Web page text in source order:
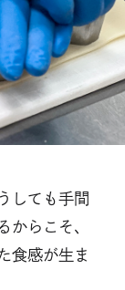
しても⼿間
からこそ、
⾷感が⽣ま